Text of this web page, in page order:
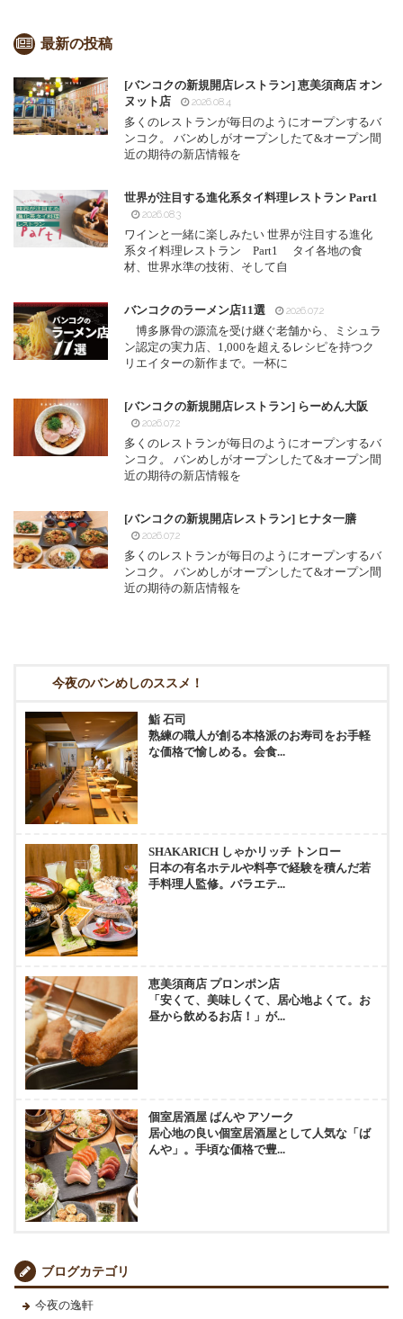
最新の投稿
[バンコクの新規開店レストラン] 恵美須商店 オン
ヌット店
2026.08.4
多くのレストランが毎日のようにオープンするバ
ンコク。 バンめしがオープンしたて&オープン間
近の期待の新店情報を
世界が注目する進化系タイ料理レストラン Part1
2026.08.3
ワインと一緒に楽しみたい 世界が注目する進化
系タイ料理レストラン Part1 タイ各地の食
材、世界水準の技術、そして自
バンコクのラーメン店11選 2026.07.2
博多豚骨の源流を受け継ぐ老舗から、ミシュラ
ン認定の実力店、1,000を超えるレシピを持つク
リエイターの新作まで。一杯に
[バンコクの新規開店レストラン] らーめん大阪
2026.07.2
多くのレストランが毎日のようにオープンするバ
ンコク。 バンめしがオープンしたて&オープン間
近の期待の新店情報を
[バンコクの新規開店レストラン] ヒナタ一膳
2026.07.2
多くのレストランが毎日のようにオープンするバ
ンコク。 バンめしがオープンしたて&オープン間
近の期待の新店情報を
今夜のバンめしのススメ！
鮨 石司
熟練の職人が創る本格派のお寿司をお手軽
な価格で愉しめる。会食...
SHAKARICH しゃかリッチ トンロー
日本の有名ホテルや料亭で経験を積んだ若
手料理人監修。バラエテ...
恵美須商店 プロンポン店
「安くて、美味しくて、居心地よくて。お
昼から飲めるお店！」が...
個室居酒屋 ばんや アソーク
居心地の良い個室居酒屋として人気な「ば
んや」。手頃な価格で豊...
ブログカテゴリ
今夜の逸軒